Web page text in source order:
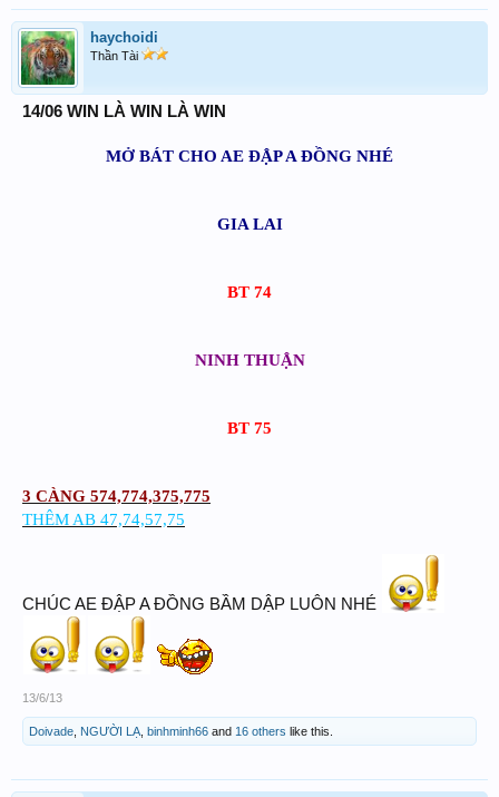
haychoidi
Thần Tài
14/06 WIN LÀ WIN LÀ WIN
MỞ BÁT CHO AE ĐẬP A ĐỒNG NHÉ
GIA LAI
BT 74
NINH THUẬN
BT 75
3 CÀNG 574,774,375,775
THÊM AB 47,74,57,75
CHÚC AE ĐẬP A ĐỒNG BẦM DẬP LUÔN NHÉ
13/6/13
Doivade NGƯỜI LẠ binhminh66 and 16 others like this.